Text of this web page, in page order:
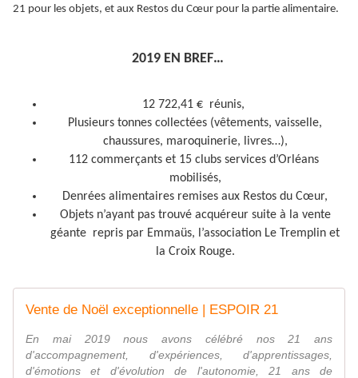
21 pour les objets, et aux Restos du Cœur pour la partie alimentaire.
2019 EN BREF…
12 722,41 € réunis,
Plusieurs tonnes collectées (vêtements, vaisselle,
chaussures, maroquinerie, livres…),
112 commerçants et 15 clubs services d’Orléans
mobilisés,
Denrées alimentaires remises aux Restos du Cœur,
Objets n’ayant pas trouvé acquéreur suite à la vente
géante repris par Emmaüs, l’association Le Tremplin et
la Croix Rouge.
Vente de Noël exceptionnelle | ESPOIR 21
En mai 2019 nous avons célébré nos 21 ans
d'accompagnement, d'expériences, d'apprentissages,
d'émotions et d'évolution de l'autonomie, 21 ans de